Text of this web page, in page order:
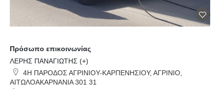
Πρόσωπο επικοινωνίας
ΛΕΡΗΣ ΠΑΝΑΓΙΩΤΗΣ (+)
4Η ΠΑΡΟΔΟΣ ΑΓΡΙΝΙΟΥ-ΚΑΡΠΕΝΗΣΙΟΥ, ΑΓΡΙΝΙΟ,
ΑΙΤΩΛΟΑΚΑΡΝΑΝΙΑ 301 31